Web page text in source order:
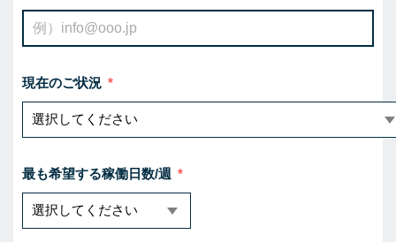
現在のご状況
最も希望する稼働日数/週